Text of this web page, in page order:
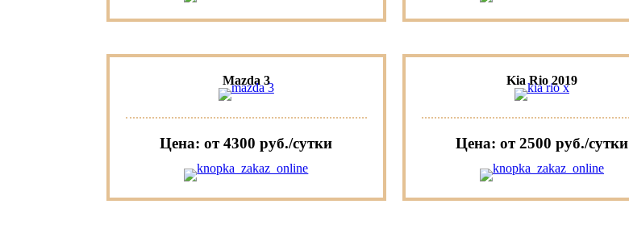
Mazda 3
Цена: от 4300 руб./сутки
Kia Rio 2019
Цена: от 2500 руб./сутки